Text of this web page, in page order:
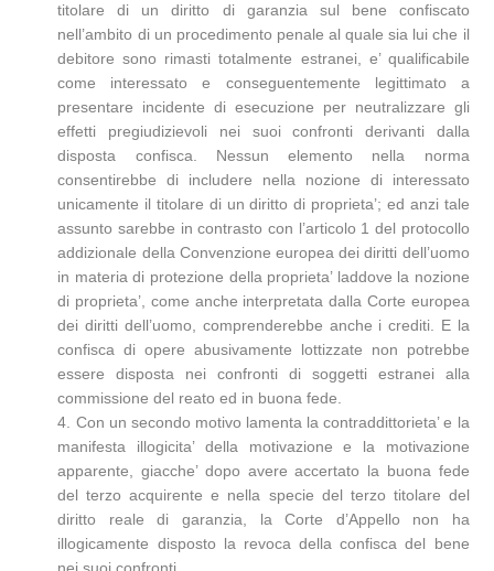
titolare di un diritto di garanzia sul bene confiscato
nell’ambito di un procedimento penale al quale sia lui che il
debitore sono rimasti totalmente estranei, e’ qualificabile
come interessato e conseguentemente legittimato a
presentare incidente di esecuzione per neutralizzare gli
effetti pregiudizievoli nei suoi confronti derivanti dalla
disposta confisca. Nessun elemento nella norma
consentirebbe di includere nella nozione di interessato
unicamente il titolare di un diritto di proprieta’; ed anzi tale
assunto sarebbe in contrasto con l’articolo 1 del protocollo
addizionale della Convenzione europea dei diritti dell’uomo
in materia di protezione della proprieta’ laddove la nozione
di proprieta’, come anche interpretata dalla Corte europea
dei diritti dell’uomo, comprenderebbe anche i crediti. E la
confisca di opere abusivamente lottizzate non potrebbe
essere disposta nei confronti di soggetti estranei alla
commissione del reato ed in buona fede.
4. Con un secondo motivo lamenta la contraddittorieta’ e la
manifesta illogicita’ della motivazione e la motivazione
apparente, giacche’ dopo avere accertato la buona fede
del terzo acquirente e nella specie del terzo titolare del
diritto reale di garanzia, la Corte d’Appello non ha
illogicamente disposto la revoca della confisca del bene